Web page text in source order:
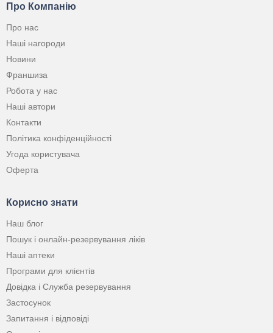
Про Компанію
Про нас
Наші нагороди
Новини
Франшиза
Робота у нас
Наші автори
Контакти
Політика конфіденційності
Угода користувача
Оферта
Корисно знати
Наш блог
Пошук і онлайн-резервування ліків
Наші аптеки
Програми для клієнтів
Довідка і Служба резервування
Застосунок
Запитання і відповіді